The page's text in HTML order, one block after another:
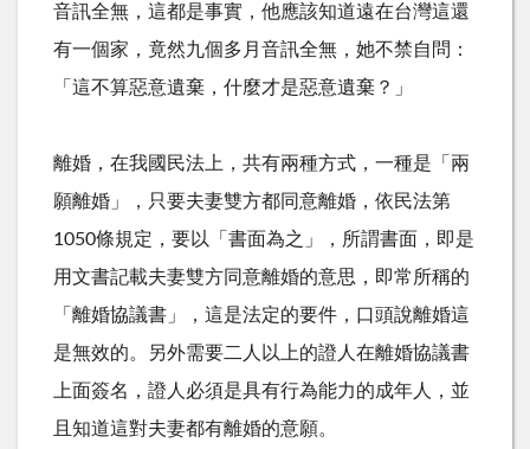
音訊全無，這都是事實，他應該知道遠在台灣這還
有一個家，竟然九個多月音訊全無，她不禁自問：
「這不算惡意遺棄，什麼才是惡意遺棄？」
離婚，在我國民法上，共有兩種方式，一種是「兩
願離婚」，只要夫妻雙方都同意離婚，依民法第
1050條規定，要以「書面為之」，所謂書面，即是
用文書記載夫妻雙方同意離婚的意思，即常所稱的
「離婚協議書」，這是法定的要件，口頭說離婚這
是無效的。另外需要二人以上的證人在離婚協議書
上面簽名，證人必須是具有行為能力的成年人，並
且知道這對夫妻都有離婚的意願。